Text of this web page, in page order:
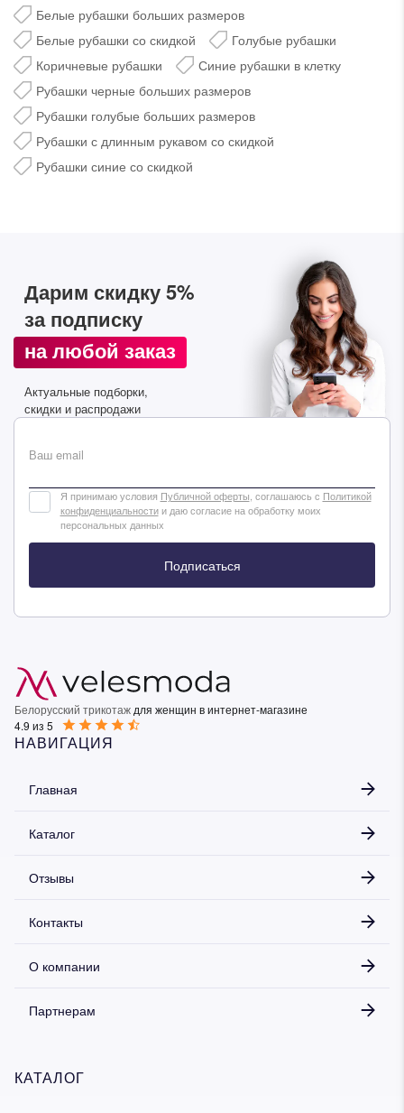
Белые рубашки больших размеров
Белые рубашки со скидкой
Голубые рубашки
Коричневые рубашки
Синие рубашки в клетку
Рубашки черные больших размеров
Рубашки голубые больших размеров
Рубашки с длинным рукавом со скидкой
Рубашки синие со скидкой
Дарим скидку 5%
за подписку
на любой заказ
Актуальные подборки,
скидки и распродажи
Ваш email
Я принимаю условия Публичной оферты , соглашаюсь с Политикой
конфиденциальностии даю согласие на обработку моих
персональных данных
Подписаться
Белорусский трикотаж для женщин в интернет-магазине
4.9 из 5
НАВИГАЦИЯ
Главная
Каталог
Отзывы
Контакты
О компании
Партнерам
КАТАЛОГ
за подписку на наш
Стильные подборки, эксклюзивные акции и горячие
распродажи в удобном формате